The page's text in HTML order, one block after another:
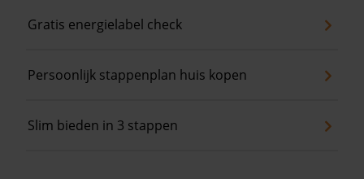
Gratis energielabel check
Persoonlijk stappenplan huis kopen
Slim bieden in 3 stappen